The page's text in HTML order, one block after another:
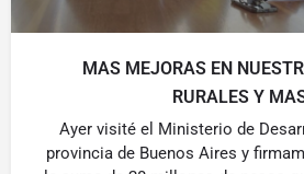
MAS MEJORAS EN
RURALES Y
Ayer visité el Ministerio de
provincia de Buenos Aires y